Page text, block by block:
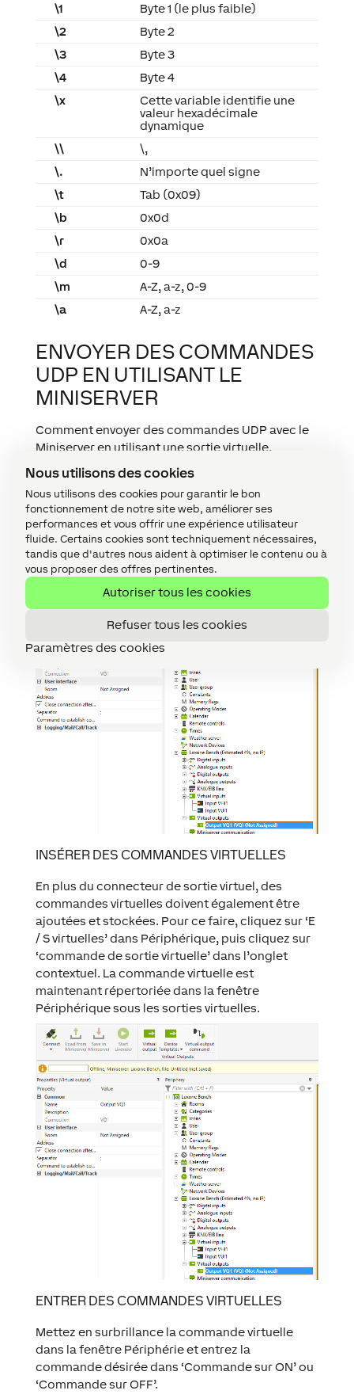
Nous utilisons des cookies
Nous utilisons des cookies pour garantir le bon
fonctionnement de notre site web, améliorer ses
performances et vous offrir une expérience utilisateur
fluide. Certains cookies sont techniquement nécessaires,
tandis que d'autres nous aident à optimiser le contenu ou à
vous proposer des offres pertinentes.
Autoriser tous les cookies
Refuser tous les cookies
Paramètres des cookies
\1
Byte 1 (le plus faible)
\2
Byte 2
\3
Byte 3
\4
Byte 4
\x
Cette variable identifie une
valeur hexadécimale
dynamique
\\
\,
\.
N’importe quel signe
\t
Tab (0x09)
\b
0x0d
\r
0x0a
\d
0-9
\m
A-Z, a-z, 0-9
\a
A-Z, a-z
ENVOYER DES COMMANDES
UDP EN UTILISANT LE
MINISERVER
Comment envoyer des commandes UDP avec le
Miniserver en utilisant une sortie virtuelle.
ENTREZ L’ADRESSE
Pour autoriser les commandes UDP, tapez
l’adresse et les informations de port suivantes:
/dev/udp/192.168.1.10/7000 , et activer ‘Fermer la
connexion après l’envoi’.
INSÉRER DES COMMANDES VIRTUELLES
En plus du connecteur de sortie virtuel, des
commandes virtuelles doivent également être
ajoutées et stockées. Pour ce faire, cliquez sur ‘E
/ S virtuelles’ dans Périphérique, puis cliquez sur
‘commande de sortie virtuelle’ dans l’onglet
contextuel. La commande virtuelle est
maintenant répertoriée dans la fenêtre
Périphérique sous les sorties virtuelles.
ENTRER DES COMMANDES VIRTUELLES
Mettez en surbrillance la commande virtuelle
dans la fenêtre Périphérie et entrez la
commande désirée dans ‘Commande sur ON’ ou
‘Commande sur OFF’.